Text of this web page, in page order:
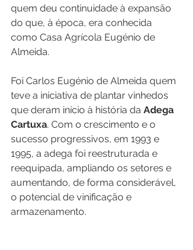
quem deu continuidade à expansão
do que, à época, era conhecida
como Casa Agrícola Eugénio de
Almeida.
Foi Carlos Eugénio de Almeida quem
teve a iniciativa de plantar vinhedos
que deram início à história da Adega
Cartuxa. Com o crescimento e o
sucesso progressivos, em 1993 e
1995, a adega foi reestruturada e
reequipada, ampliando os setores e
aumentando, de forma considerável,
o potencial de vinificação e
armazenamento.